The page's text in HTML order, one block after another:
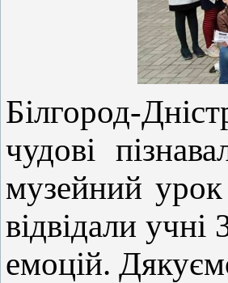
Білгород-
чудові
музейний
відвідали
емоцій.